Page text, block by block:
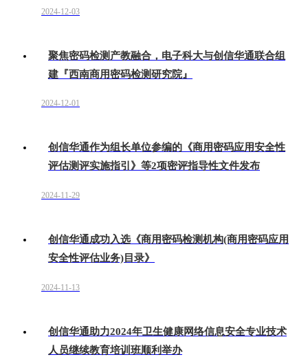
2024-12-03
聚焦密码检测产教融合，电子科大与创信华通联合组
建『西南商用密码检测研究院』
2024-12-01
创信华通作为组长单位参编的《商用密码应用安全性
评估测评实施指引》等2项密评指导性文件发布
2024-11-29
创信华通成功入选《商用密码检测机构(商用密码应用
安全性评估业务)目录》
2024-11-13
创信华通助力2024年卫生健康网络信息安全专业技术
人员继续教育培训班顺利举办